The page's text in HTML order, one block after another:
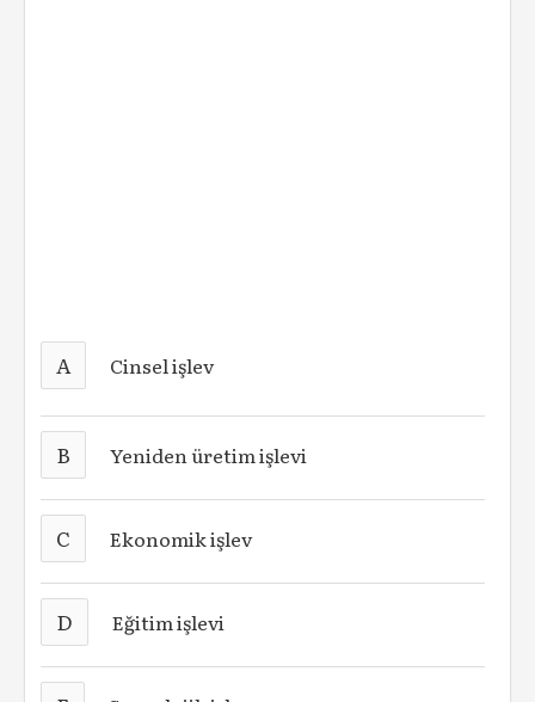
A Cinsel işlev
B Yeniden üretim işlevi
C Ekonomik işlev
D Eğitim işlevi